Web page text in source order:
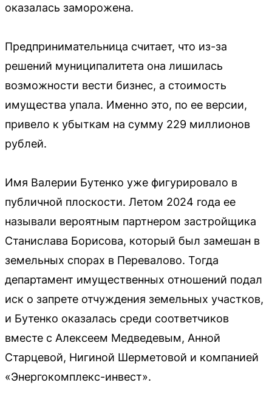
оказалась заморожена.
Предпринимательница считает, что из-за
решений муниципалитета она лишилась
возможности вести бизнес, а стоимость
имущества упала. Именно это, по ее версии,
привело к убыткам на сумму 229 миллионов
рублей.
Имя Валерии Бутенко уже фигурировало в
публичной плоскости. Летом 2024 года ее
называли вероятным партнером застройщика
Станислава Борисова, который был замешан в
земельных спорах в Перевалово. Тогда
департамент имущественных отношений подал
иск о запрете отчуждения земельных участков,
и Бутенко оказалась среди соответчиков
вместе с Алексеем Медведевым, Анной
Старцевой, Нигиной Шерметовой и компанией
«Энергокомплекс-инвест».